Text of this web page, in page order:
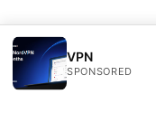
VPN
SPONSORED